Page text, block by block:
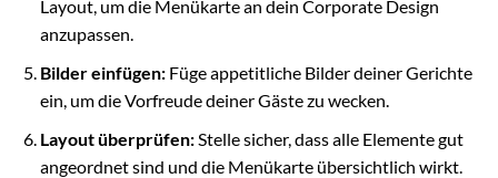
Layout, um die Menükarte an dein Corporate Design
anzupassen.
Bilder einfügen:Füge appetitliche Bilder deiner Gerichte
ein, um die Vorfreude deiner Gäste zu wecken.
Layout überprüfen:Stelle sicher, dass alle Elemente gut
angeordnet sind und die Menükarte übersichtlich wirkt.